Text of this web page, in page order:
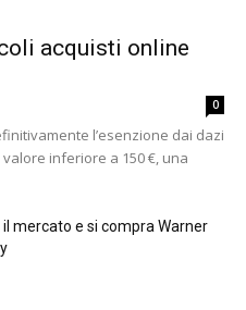
acquisti online
0
l’esenzione dai dazi
inferiore a 150 €, una
mercato e si compra Warner